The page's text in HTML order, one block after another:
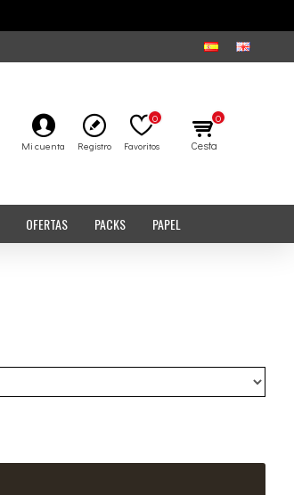
Mi cuenta Registro Favoritos
0
Cesta
0
OFERTAS PACKS PAPEL